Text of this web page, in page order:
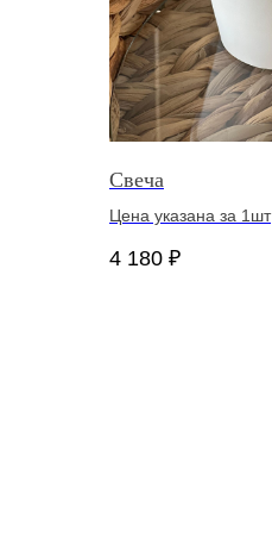
Свеча
Цена указана за 1шт
4 180 ₽